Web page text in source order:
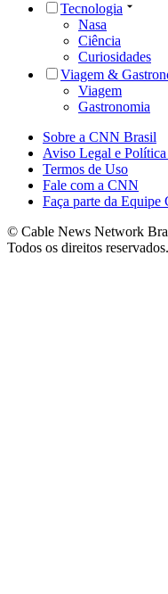
Tecnologia
Nasa
Ciência
Curiosidades
Viagem &
Viagem
Gastronomia
Sobre a CNN Brasil
Aviso Legal e
Termos de Uso
Fale com a CNN
Faça parte da Equipe
© Cable News Network
Todos os direitos reservados.